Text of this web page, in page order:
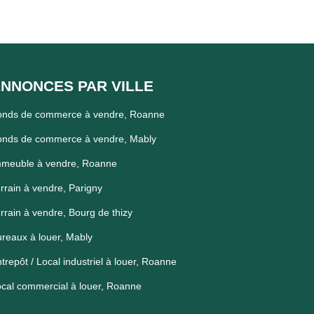
PAR VILLE
de commerce à vendre, Roanne
de commerce à vendre, Mably
à vendre, Roanne
à vendre, Parigny
à vendre, Bourg de thizy
à louer, Mably
/ Local industriel à louer, Roanne
commercial à louer, Roanne